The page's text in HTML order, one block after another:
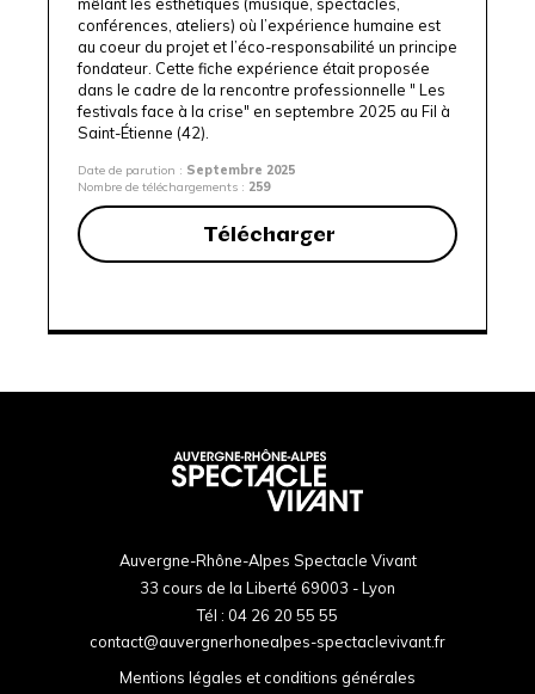
conférences, ateliers) où l’expérience humaine est
au coeur du projet et l’éco-responsabilité un principe
fondateur. Cette fiche expérience était proposée
dans le cadre de la rencontre professionnelle " Les
festivals face à la crise" en septembre 2025 au Fil à
Saint-Étienne (42).
Date de parution : Septembre 2025
Nombre de téléchargements : 259
Télécharger
Auvergne-Rhône-Alpes Spectacle Vivant
33 cours de la Liberté 69003 - Lyon
Tél : 04 26 20 55 55
contact@auvergnerhonealpes-spectaclevivant.fr
Mentions légales et conditions générales